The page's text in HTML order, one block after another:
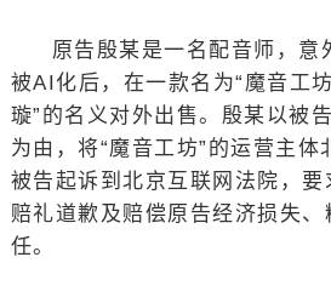
原告殷某是一名配音师，意
被AI化后，在一款名为“魔音工
璇”的名义对外出售。殷某以被
为由，将“魔音工坊”的运营主体
被告起诉到北京互联网法院，要
赔礼道歉及赔偿原告经济损失、
任。